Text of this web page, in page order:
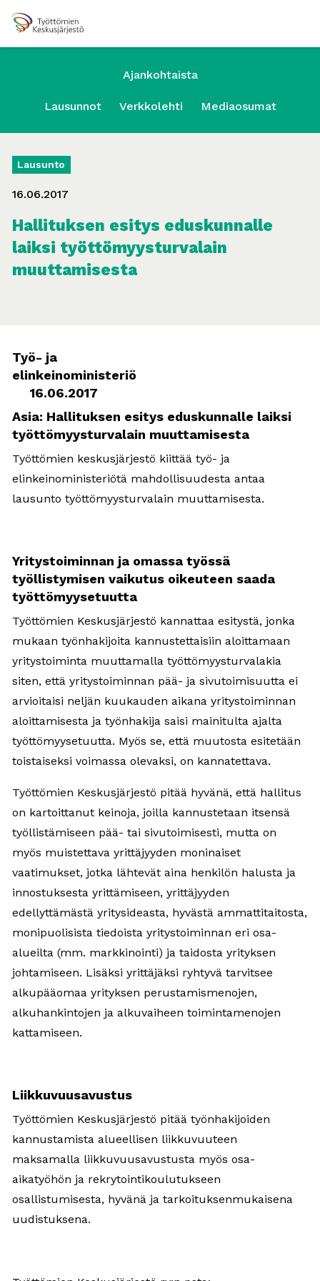
Ajankohtaista
Lausunnot Verkkolehti Mediaosumat
Lausunto
16.06.2017
Hallituksen esitys eduskunnalle
laiksi työttömyysturvalain
muuttamisesta
Työ- ja
16.06.2017
Asia: Hallituksen esitys eduskunnalle laiksi
työttömyysturvalain muuttamisesta
Työttömien keskusjärjestö kiittää työ- ja
elinkeinoministeriötä mahdollisuudesta antaa
lausunto työttömyysturvalain muuttamisesta.
Yritystoiminnan ja omassa työssä
työllistymisen vaikutus oikeuteen saada
työttömyysetuutta
Työttömien Keskusjärjestö kannattaa esitystä, jonka
mukaan työnhakijoita kannustettaisiin aloittamaan
yritystoiminta muuttamalla työttömyysturvalakia
siten, että yritystoiminnan pää- ja sivutoimisuutta ei
arvioitaisi neljän kuukauden aikana yritystoiminnan
aloittamisesta ja työnhakija saisi mainitulta ajalta
työttömyysetuutta. Myös se, että muutosta esitetään
toistaiseksi voimassa olevaksi, on kannatettava.
Työttömien Keskusjärjestö pitää hyvänä, että hallitus
on kartoittanut keinoja, joilla kannustetaan itsensä
työllistämiseen pää- tai sivutoimisesti, mutta on
myös muistettava yrittäjyyden moninaiset
vaatimukset, jotka lähtevät aina henkilön halusta ja
innostuksesta yrittämiseen, yrittäjyyden
edellyttämästä yritysideasta, hyvästä ammattitaitosta,
monipuolisista tiedoista yritystoiminnan eri osa-
alueilta (mm. markkinointi) ja taidosta yrityksen
johtamiseen. Lisäksi yrittäjäksi ryhtyvä tarvitsee
alkupääomaa yrityksen perustamismenojen,
alkuhankintojen ja alkuvaiheen toimintamenojen
kattamiseen.
Liikkuvuusavustus
Työttömien Keskusjärjestö pitää työnhakijoiden
kannustamista alueellisen liikkuvuuteen
maksamalla liikkuvuusavustusta myös osa-
aikatyöhön ja rekrytointikoulutukseen
osallistumisesta, hyvänä ja tarkoituksenmukaisena
uudistuksena.